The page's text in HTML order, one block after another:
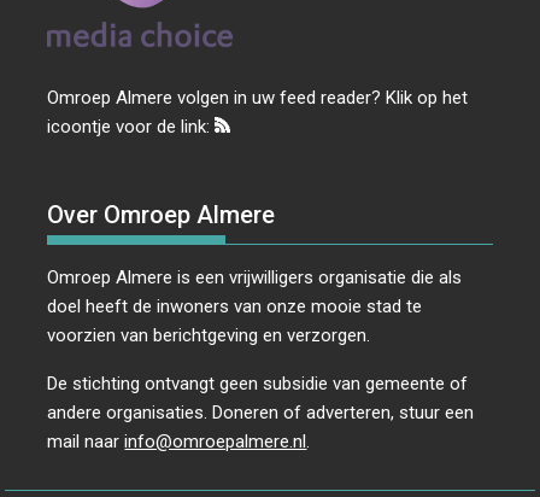
Omroep Almere volgen in uw feed reader? Klik op het
icoontje voor de link:
Over Omroep Almere
Omroep Almere is een vrijwilligers organisatie die als
doel heeft de inwoners van onze mooie stad te
voorzien van berichtgeving en verzorgen.
De stichting ontvangt geen subsidie van gemeente of
andere organisaties. Doneren of adverteren, stuur een
mail naarinfo@omroepalmere.nl.